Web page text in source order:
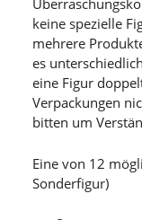
keine spezielle
mehrere
es
eine Figur
Verpackungen
bitten um
Eine von 12
Sonderfigur)